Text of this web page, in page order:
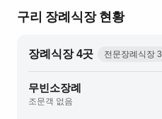
구리 장례식장 현황
장례식장4곳 전문장례식장 3
무빈소장례
조문객 없음